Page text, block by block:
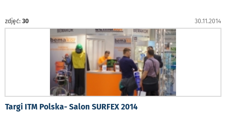
zdjęć: 30 30.11.2014
Targi ITM Polska- Salon SURFEX 2014